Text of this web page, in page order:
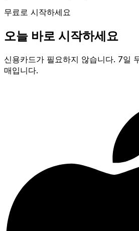
무료로 시작하세요
오늘 바로 시작하세요
신용카드가 필요하지 않습니다. 7일
매입니다.